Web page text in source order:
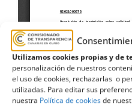
Utilizamos cookies propias y de
personalización de nuestros
el uso de cookies, rechazarlas o
utilizadas. Para editar sus
nuestra Política de cookiesde